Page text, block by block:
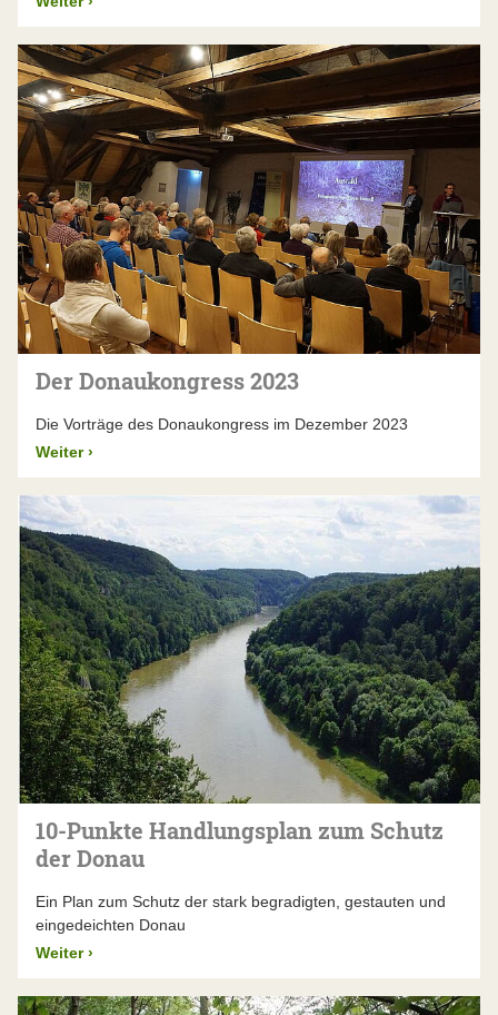
Der Donaukongress 2023
Die Vorträge des Donaukongress im Dezember 2023
Weiter ›
10-Punkte Handlungsplan zum Schutz
der Donau
Ein Plan zum Schutz der stark begradigten, gestauten und
eingedeichten Donau
Weiter ›